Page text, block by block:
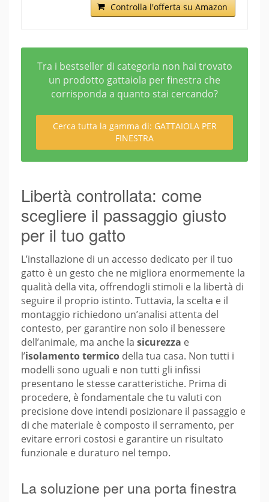
Controlla l'offerta su Amazon
Tra i bestseller di categoria non hai trovato
un prodotto gattaiola per finestra che
corrisponda a quanto stai cercando?
Cerca tutta la gamma di: GATTAIOLA PER
FINESTRA
Libertà controllata: come
scegliere il passaggio giusto
per il tuo gatto
L’installazione di un accesso dedicato per il tuo
gatto è un gesto che ne migliora enormemente la
qualità della vita, offrendogli stimoli e la libertà di
seguire il proprio istinto. Tuttavia, la scelta e il
montaggio richiedono un’analisi attenta del
contesto, per garantire non solo il benessere
dell’animale, ma anche la sicurezza e
l’isolamento termico della tua casa. Non tutti i
modelli sono uguali e non tutti gli infissi
presentano le stesse caratteristiche. Prima di
procedere, è fondamentale che tu valuti con
precisione dove intendi posizionare il passaggio e
di che materiale è composto il serramento, per
evitare errori costosi e garantire un risultato
funzionale e duraturo nel tempo.
La soluzione per una porta finestra